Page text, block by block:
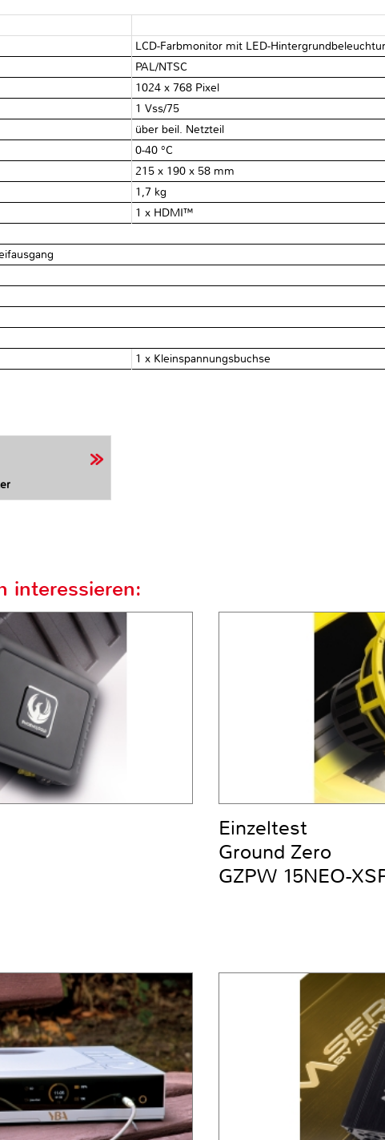
LCD-Farbmonitor mit LED-
PAL/NTSC
1024 x 768 Pixel
1 Vss/75 Ω
über beil. Netzteil
0-40 °C
215 x 190 x 58 mm
1,7 kg
1 x HDMI™
1 x Kleinspannungsbuchse
interessieren:
Einzeltest
Ground Zero
GZPW 15NEO-